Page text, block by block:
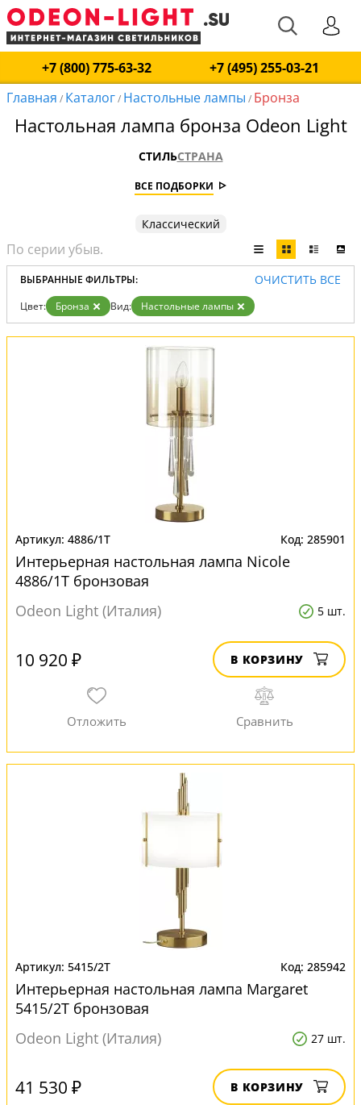
+7 (800) 775-63-32
+7 (495) 255-03-21
Главная / Каталог/ Настольные лампы / Бронза
Настольная лампа бронза Odeon Light
СТИЛЬСТРАНА
ВСЕ ПОДБОРКИ
Классический
ВЫБРАННЫЕ ФИЛЬТРЫ: ОЧИСТИТЬ ВСЕ
Цвет: Бронза Вид: Настольные лампы
4886/1T 285901
Интерьерная настольная лампа Nicole
4886/1T бронзовая
Odeon Light (Италия)
5 шт.
10 920 ₽ В КОРЗИНУ
5415/2T 285942
Интерьерная настольная лампа Margaret
5415/2T бронзовая
Odeon Light (Италия)
27 шт.
41 530 ₽ В КОРЗИНУ